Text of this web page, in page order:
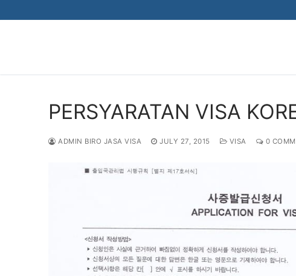
to
PERSYARATAN VISA
ADMIN BIRO JASA VISA JULY 27, 2015 VISA 0